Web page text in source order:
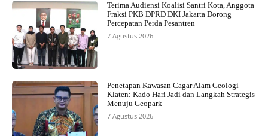
Terima Audiensi Koalisi Santri Kota, Anggota
Fraksi PKB DPRD DKI Jakarta Dorong
Percepatan Perda Pesantren
7 Agustus 2026
Penetapan Kawasan Cagar Alam Geologi
Klaten: Kado Hari Jadi dan Langkah Strategis
Menuju Geopark
7 Agustus 2026